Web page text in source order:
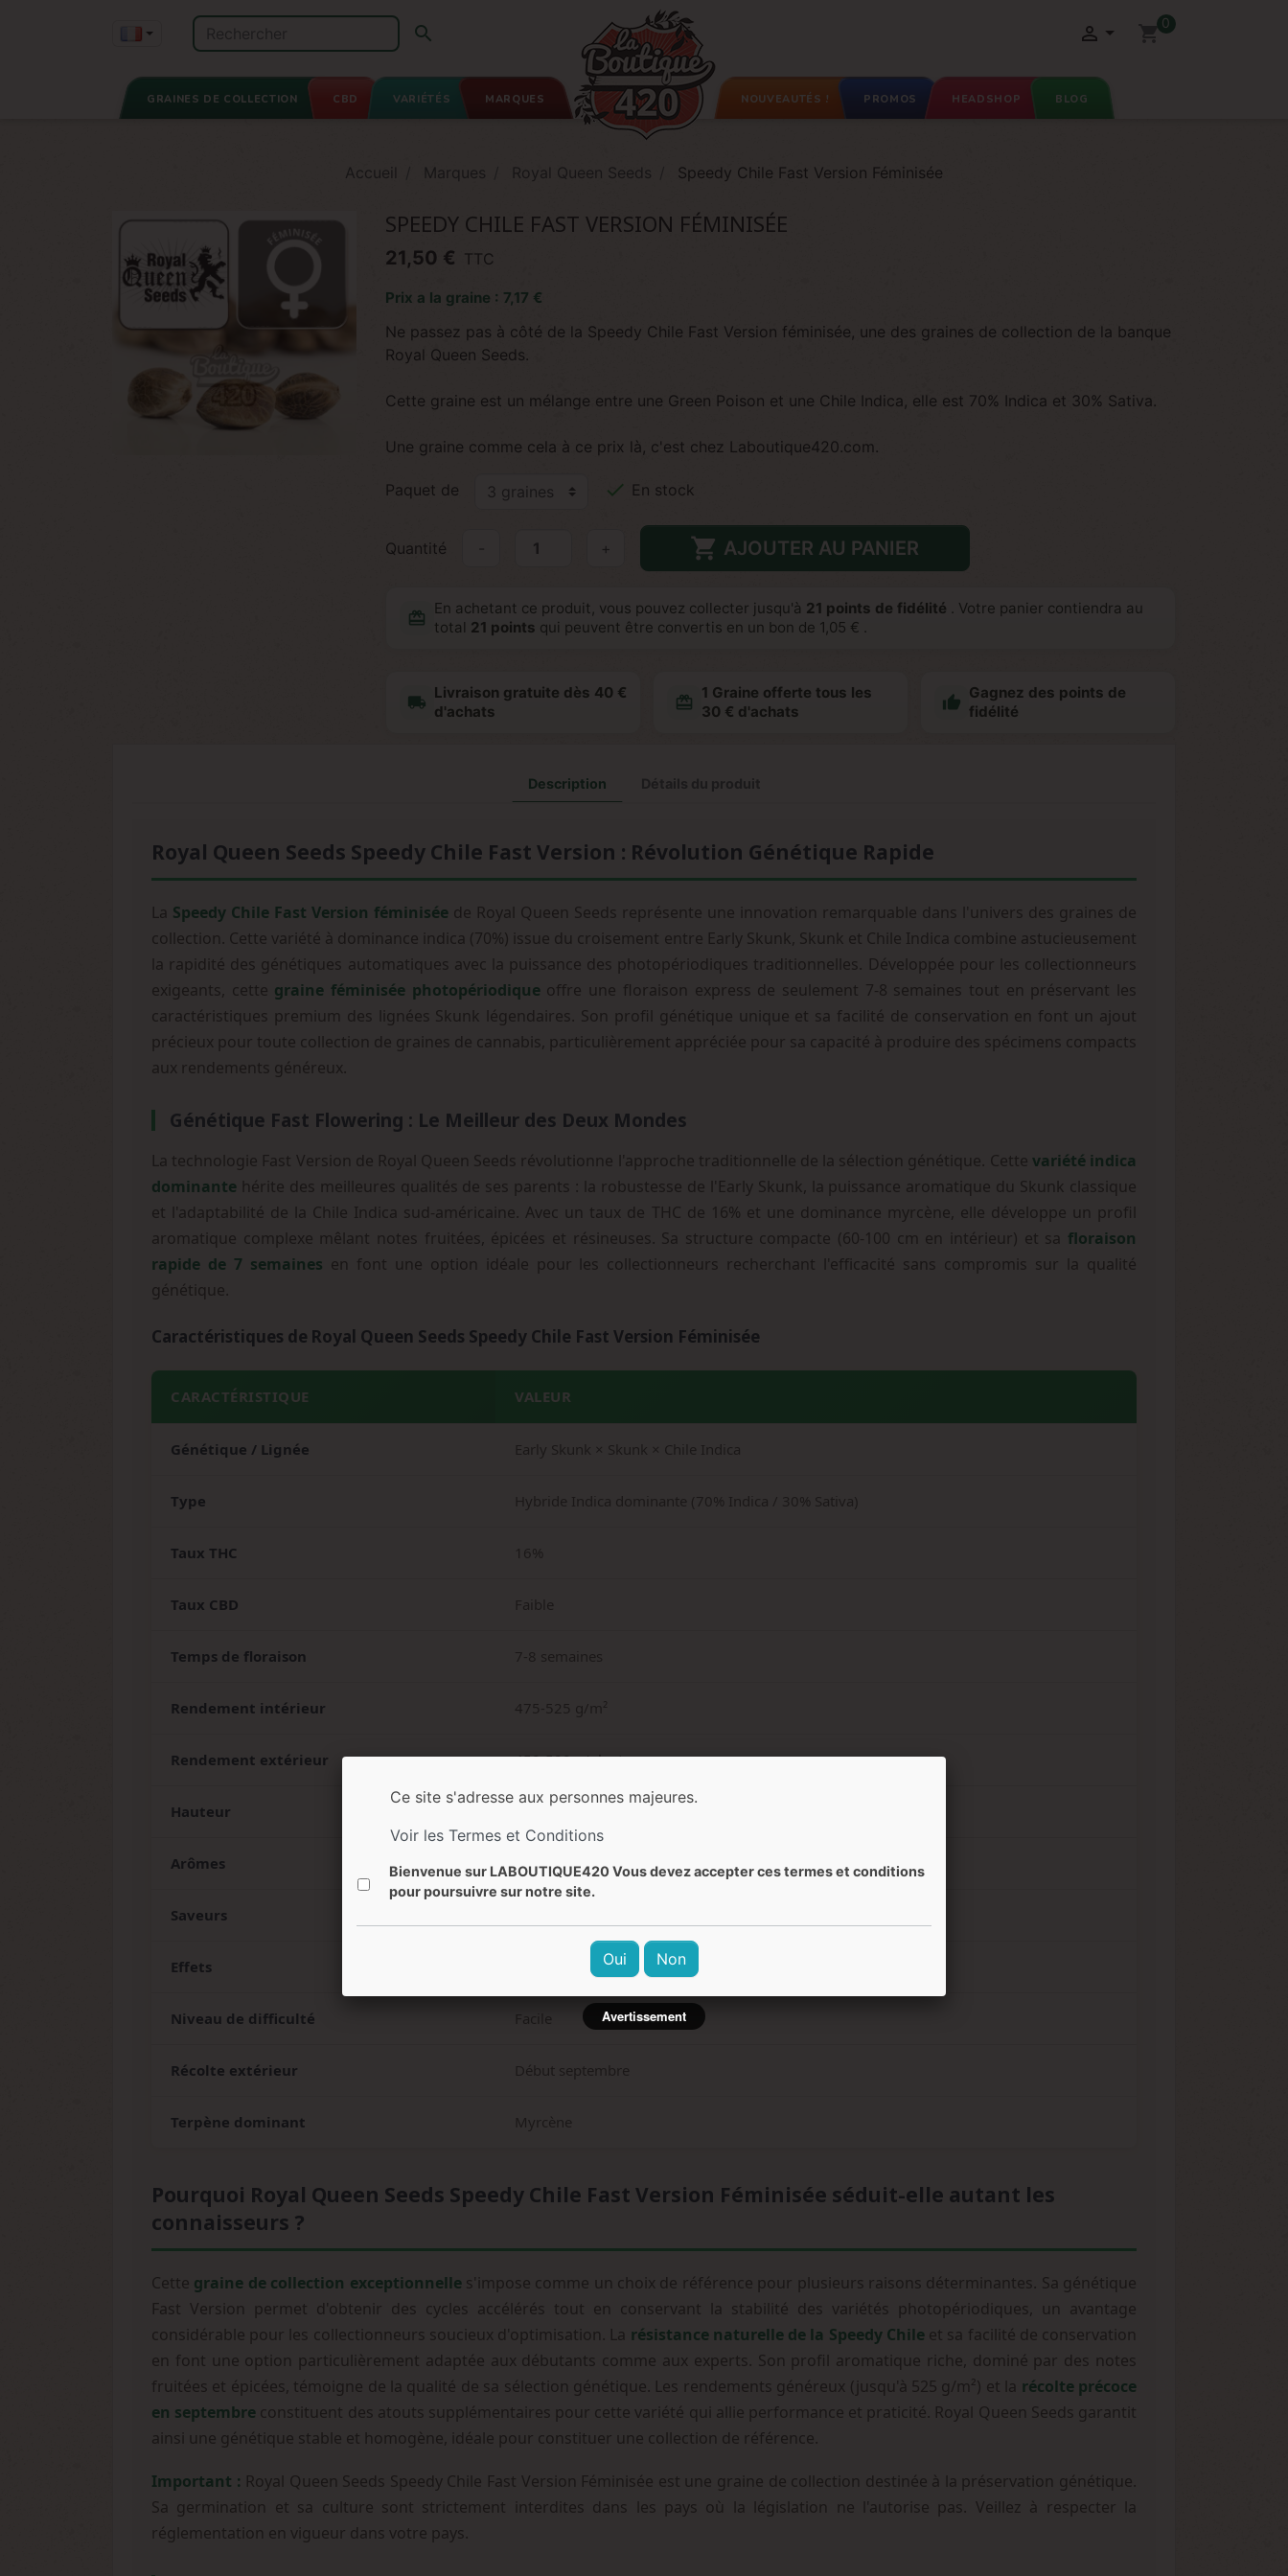
  shopping_cart0
GRAINES DE COLLECTION CBD VARIÉTÉS MARQUES NOUVEAUTÉS ! PROMOS HEADSHOP BLOG
Accueil Marques Royal Queen Seeds Speedy Chile Fast Version Féminisée
SPEEDY CHILE FAST VERSION FÉMINISÉE
21,50 € TTC
Prix a la graine : 7,17 €
Ne passez pas à côté de la Speedy Chile Fast Version féminisée, une des graines de collection de la banque
Royal Queen Seeds.
Cette graine est un mélange entre une Green Poison et une Chile Indica, elle est 70% Indica et 30% Sativa.
Une graine comme cela à ce prix là, c'est chez Laboutique420.com.
Paquet de  En stock
Quantité +  AJOUTER AU PANIER
redeem
En achetant ce produit, vous pouvez collecter jusqu'à 21 points de fidélité . Votre panier contiendra au
total 21 points qui peuvent être convertis en un bon de 1,05 € .
local_shipping
Livraison gratuite dès 40 €
d'achats
redeem
1 Graine offerte tous les
30 € d'achats

Gagnez des points de
fidélité
Description
Royal Queen Seeds Speedy Chile Fast Version : Révolution Génétique Rapide
La Speedy Chile Fast Version féminisée de Royal Queen Seeds représente une innovation remarquable dans l'univers des graines de
collection. Cette variété à dominance indica (70%) issue du croisement entre Early Skunk, Skunk et Chile Indica combine astucieusement
la rapidité des génétiques automatiques avec la puissance des photopériodiques traditionnelles. Développée pour les collectionneurs
exigeants, cette graine féminisée photopériodiqueoffre une floraison express de seulement 7-8 semaines tout en préservant les
caractéristiques premium des lignées Skunk légendaires. Son profil génétique unique et sa facilité de conservation en font un ajout
précieux pour toute collection de graines de cannabis, particulièrement appréciée pour sa capacité à produire des spécimens compacts
aux rendements généreux.
Génétique Fast Flowering : Le Meilleur des Deux Mondes
La technologie Fast Version de Royal Queen Seeds révolutionne l'approche traditionnelle de la sélection génétique. Cette variété indica
dominante hérite des meilleures qualités de ses parents : la robustesse de l'Early Skunk, la puissance aromatique du Skunk classique
et l'adaptabilité de la Chile Indica sud-américaine. Avec un taux de THC de 16% et une dominance myrcène, elle développe un profil
aromatique complexe mêlant notes fruitées, épicées et résineuses. Sa structure compacte (60-100 cm en intérieur) et sa floraison
rapide de 7 semaines en font une option idéale pour les collectionneurs recherchant l'efficacité sans compromis sur la qualité
génétique.
Caractéristiques de Royal Queen Seeds Speedy Chile Fast Version Féminisée
CARACTÉRISTIQUE VALEUR
Génétique / Lignée Early Skunk × Skunk × Chile Indica
Type Hybride Indica dominante (70% Indica / 30% Sativa)
Taux THC 16%
Taux CBD Faible
Temps de floraison 7-8 semaines
Rendement intérieur 475-525 g/m²
Rendement extérieur 450-500 g/plante
Hauteur 60-100 cm (intérieur) / 100-170 cm (extérieur)
Arômes Fruité, pin, poivré, terreux, épicé
Saveurs
Effets Relaxant, calmant, euphorique, équilibré, corporel
Niveau de difficulté Facile
Récolte extérieur Début septembre
Terpène dominant Myrcène
Pourquoi Royal Queen Seeds Speedy Chile Fast Version Féminisée séduit-elle autant les
connaisseurs ?
Cette graine de collection exceptionnelles'impose comme un choix de référence pour plusieurs raisons déterminantes. Sa génétique
Fast Version permet d'obtenir des cycles accélérés tout en conservant la stabilité des variétés photopériodiques, un avantage
considérable pour les collectionneurs soucieux d'optimisation. La résistance naturelle de la Speedy Chileet sa facilité de conservation
en font une option particulièrement adaptée aux débutants comme aux experts. Son profil aromatique riche, dominé par des notes
fruitées et épicées, témoigne de la qualité de sa sélection génétique. Les rendements généreux (jusqu'à 525 g/m²) et la récolte précoce
en septembre constituent des atouts supplémentaires pour cette variété qui allie performance et praticité. Royal Queen Seeds garantit
ainsi une génétique stable et homogène, idéale pour constituer une collection de référence.
Important : Royal Queen Seeds Speedy Chile Fast Version Féminisée est une graine de collection destinée à la préservation génétique.
Sa germination et sa culture sont strictement interdites dans les pays où la législation ne l'autorise pas. Veillez à respecter la
réglementation en vigueur dans votre pays.
Ce site s'adresse aux personnes majeures.
Voir les Termes et Conditions
Bienvenue sur LABOUTIQUE420 Vous devez accepter ces termes et conditions
pour poursuivre sur notre site.
Oui Non
Avertissement